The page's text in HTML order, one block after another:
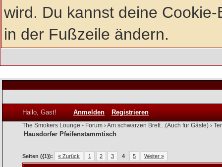
wird. Du kannst deine
in der Fußzeile ändern.
Hallo, Gast! Anmelden Registrieren
The Smokers Lounge - Forum ›Am schwarzen Brett...(Auch für Gäste) ›
Hausdorfer Pfeifenstammtisch
Seiten ({1}): « Zurück 1 2 3 4 5 Weiter »